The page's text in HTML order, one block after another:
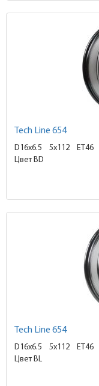
Tech Line 654
D16x6.5 5x112 ET46
Цвет BD
Tech Line 654
D16x6.5 5x112 ET46
Цвет BL